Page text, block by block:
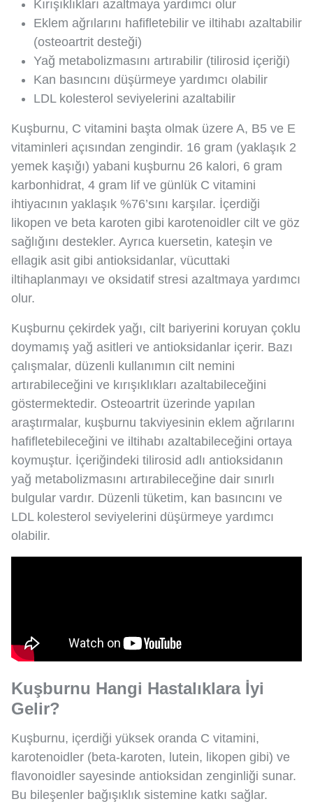
Kırışıklıkları azaltmaya yardımcı olur
Eklem ağrılarını hafifletebilir ve iltihabı azaltabilir
(osteoartrit desteği)
Yağ metabolizmasını artırabilir (tilirosid içeriği)
Kan basıncını düşürmeye yardımcı olabilir
LDL kolesterol seviyelerini azaltabilir
Kuşburnu, C vitamini başta olmak üzere A, B5 ve E
vitaminleri açısından zengindir. 16 gram (yaklaşık 2
yemek kaşığı) yabani kuşburnu 26 kalori, 6 gram
karbonhidrat, 4 gram lif ve günlük C vitamini
ihtiyacının yaklaşık %76’sını karşılar. İçerdiği
likopen ve beta karoten gibi karotenoidler cilt ve göz
sağlığını destekler. Ayrıca kuersetin, kateşin ve
ellagik asit gibi antioksidanlar, vücuttaki
iltihaplanmayı ve oksidatif stresi azaltmaya yardımcı
olur.
Kuşburnu çekirdek yağı, cilt bariyerini koruyan çoklu
doymamış yağ asitleri ve antioksidanlar içerir. Bazı
çalışmalar, düzenli kullanımın cilt nemini
artırabileceğini ve kırışıklıkları azaltabileceğini
göstermektedir. Osteoartrit üzerinde yapılan
araştırmalar, kuşburnu takviyesinin eklem ağrılarını
hafifletebileceğini ve iltihabı azaltabileceğini ortaya
koymuştur. İçeriğindeki tilirosid adlı antioksidanın
yağ metabolizmasını artırabileceğine dair sınırlı
bulgular vardır. Düzenli tüketim, kan basıncını ve
LDL kolesterol seviyelerini düşürmeye yardımcı
olabilir.
Kuşburnu Hangi Hastalıklara İyi
Gelir?
Kuşburnu, içerdiği yüksek oranda C vitamini,
karotenoidler (beta-karoten, lutein, likopen gibi) ve
flavonoidler sayesinde antioksidan zenginliği sunar.
Bu bileşenler bağışıklık sistemine katkı sağlar.